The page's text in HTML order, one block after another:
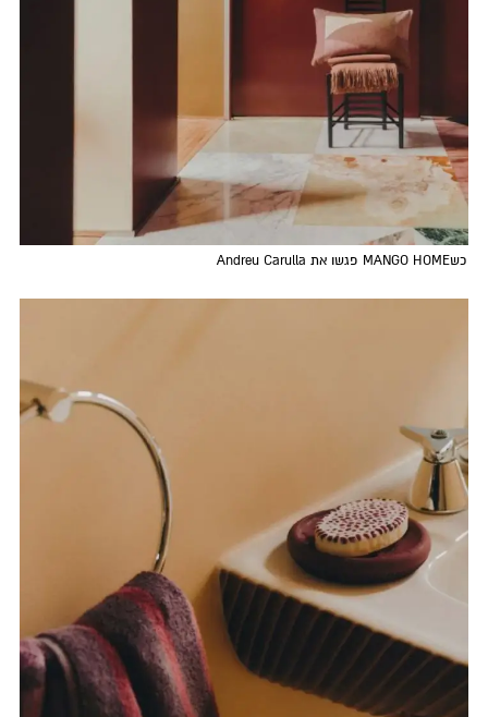
כשMANGO HOME פגשו את Andreu Carulla